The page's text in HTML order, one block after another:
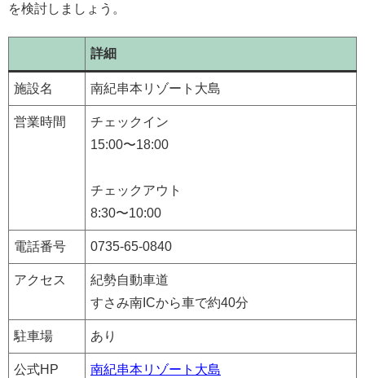
を検討しましょう。
詳細
施設名 南紀串本リゾート大島
営業時間
チェックイン
15:00〜18:00
チェックアウト
8:30〜10:00
電話番号 ​0735-65-0840
アクセス
紀勢自動車道
すさみ南ICから車で約40分
駐車場 あり
公式HP 南紀串本リゾート大島